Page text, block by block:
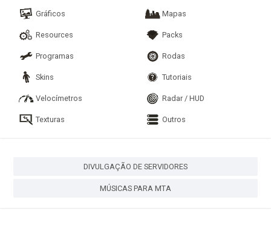
Gráficos Mapas
Resources Packs
Programas Rodas
Skins Tutoriais
Velocímetros Radar / HUD
Texturas Outros
DIVULGAÇÃO DE SERVIDORES
MÚSICAS PARA MTA